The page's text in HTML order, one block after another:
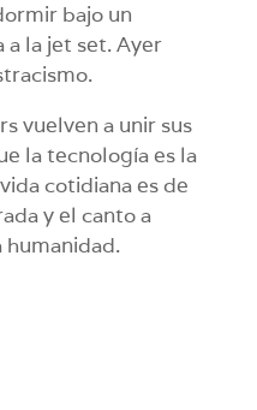
bajo un
a la jet set. Ayer
vuelven a unir sus
la tecnología es la
cotidiana es de
y el canto a
humanidad.